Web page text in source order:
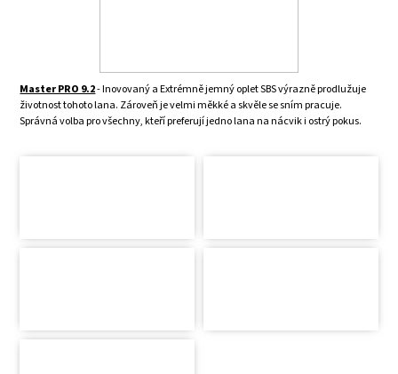
Master PRO 9.2- Inovovaný a Extrémně jemný oplet SBS výrazně prodlužuje
životnost tohoto lana. Zároveň je velmi měkké a skvěle se sním pracuje.
Správná volba pro všechny, kteří preferují jedno lana na nácvik i ostrý pokus.